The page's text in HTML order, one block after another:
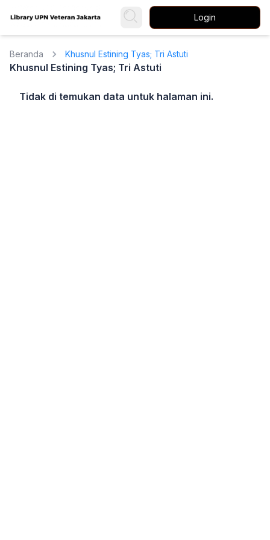
Login
Beranda Khusnul Estining Tyas; Tri Astuti
Khusnul Estining Tyas; Tri Astuti
Tidak di temukan data untuk halaman ini.